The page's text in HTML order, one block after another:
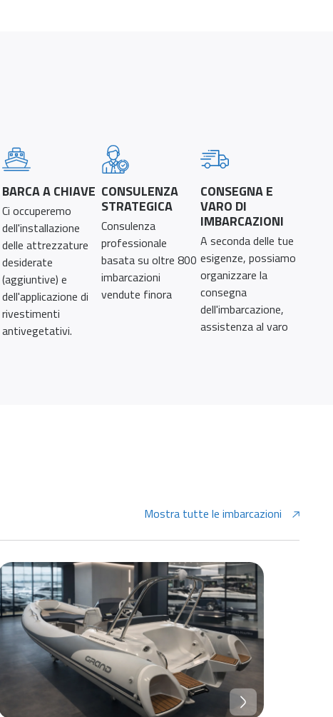
BARCA A CHIAVE
Ci occuperemo
dell'installazione
delle attrezzature
desiderate
(aggiuntive) e
dell'applicazione di
rivestimenti
antivegetativi.
CONSULENZA
STRATEGICA
Consulenza
professionale
basata su oltre 800
imbarcazioni
vendute finora
CONSEGNA E
VARO DI
IMBARCAZIONI
A seconda delle tue
esigenze, possiamo
organizzare la
consegna
dell'imbarcazione,
assistenza al varo
Mostra tutte le imbarcazioni